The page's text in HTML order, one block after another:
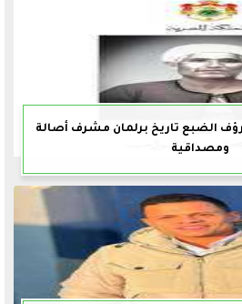
الضبع تاريخ برلمان مشرف أصالة
ومصداقية